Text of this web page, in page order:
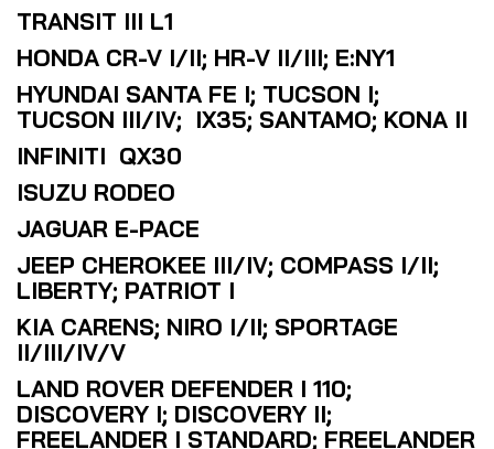
TRANSIT III L1
HONDA CR-V I/II; HR-V II/III; E:NY1
HYUNDAI SANTA FE I; TUCSON I;
TUCSON III/IV; IX35; SANTAMO; KONA II
INFINITI QX30
ISUZU RODEO
JAGUAR E-PACE
JEEP CHEROKEE III/IV; COMPASS I/II;
LIBERTY; PATRIOT I
KIA CARENS; NIRO I/II; SPORTAGE
II/III/IV/V
LAND ROVER DEFENDER I 110;
DISCOVERY I; DISCOVERY II;
FREELANDER I STANDARD; FREELANDER